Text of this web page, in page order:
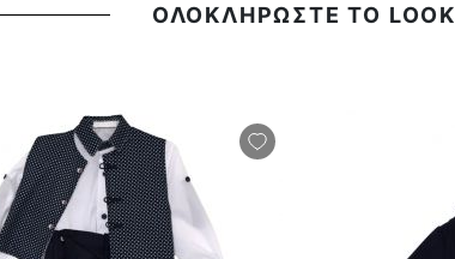
ΟΛΟΚΛΗΡΩΣΤΕ ΤΟ LOOK